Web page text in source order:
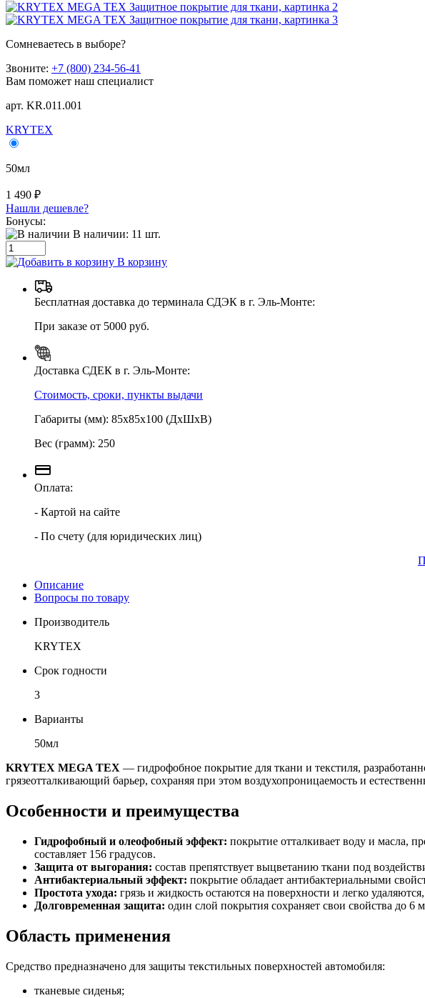
Сомневаетесь в выборе?
Звоните: +7 (800) 234-56-41
Вам поможет наш специалист
арт. KR.011.001
KRYTEX
50мл
1 490 ₽
Нашли дешевле?
Бонусы:
В наличии: 11 шт.
В корзину
Бесплатная доставка до терминала СДЭК в г. Эль-Монте:
При заказе от 5000 руб.
Доставка СДЕК в г. Эль-Монте:
Стоимость, сроки, пункты выдачи
Габариты (мм): 85х85х100 (ДхШхВ)
Вес (грамм): 250
Оплата:
- Картой на сайте
- По счету (для юридических лиц)
Описание
Вопросы по товару
Производитель
KRYTEX
Срок годности
3
Варианты
50мл
KRYTEX MEGA TEX — гидрофобное покрытие для ткани и текстиля,
грязеотталкивающий барьер, сохраняя при этом воздухопроницаемость и
Особенности и преимущества
Гидрофобный и олеофобный эффект: покрытие отталкивает воду и масла,
составляет 156 градусов.
Защита от выгорания: состав препятствует выцветанию ткани под
Антибактериальный эффект: покрытие обладает антибактериальными
Простота ухода: грязь и жидкость остаются на поверхности и легко
Долговременная защита: один слой покрытия сохраняет свои свойства до 6
Область применения
Средство предназначено для защиты текстильных поверхностей автомобиля:
тканевые сиденья;